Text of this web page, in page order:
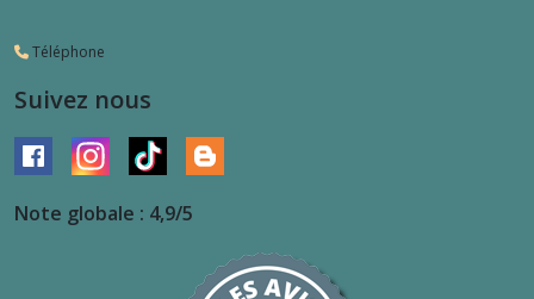
Téléphone
Suivez nous
Note globale : 4,9/5